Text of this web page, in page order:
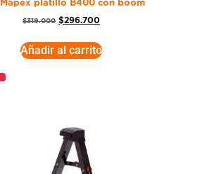
platillo B400 con boom
$319.000 $296.700
Añadir al carrito